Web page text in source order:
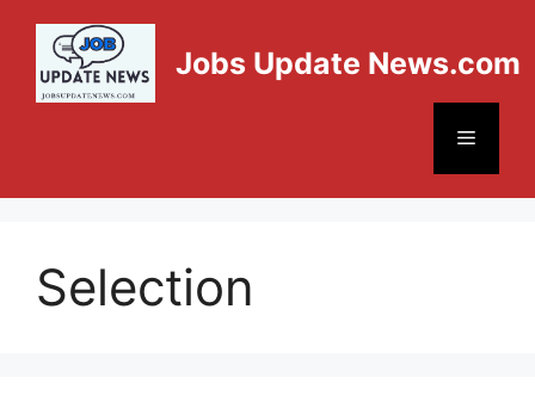
Jobs Update News.com
Selection